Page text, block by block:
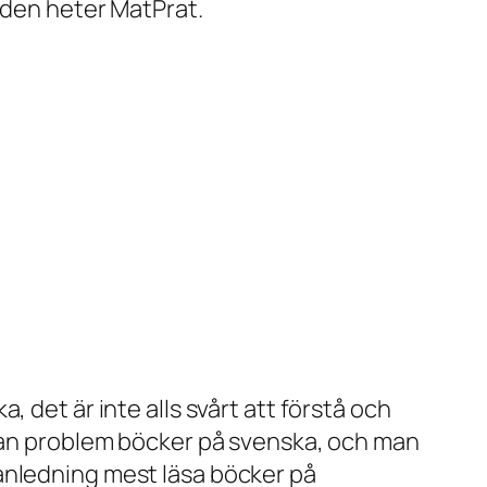
heter MatPrat.
det är inte alls svårt att förstå och
problem böcker på svenska, och man
mest läsa böcker på